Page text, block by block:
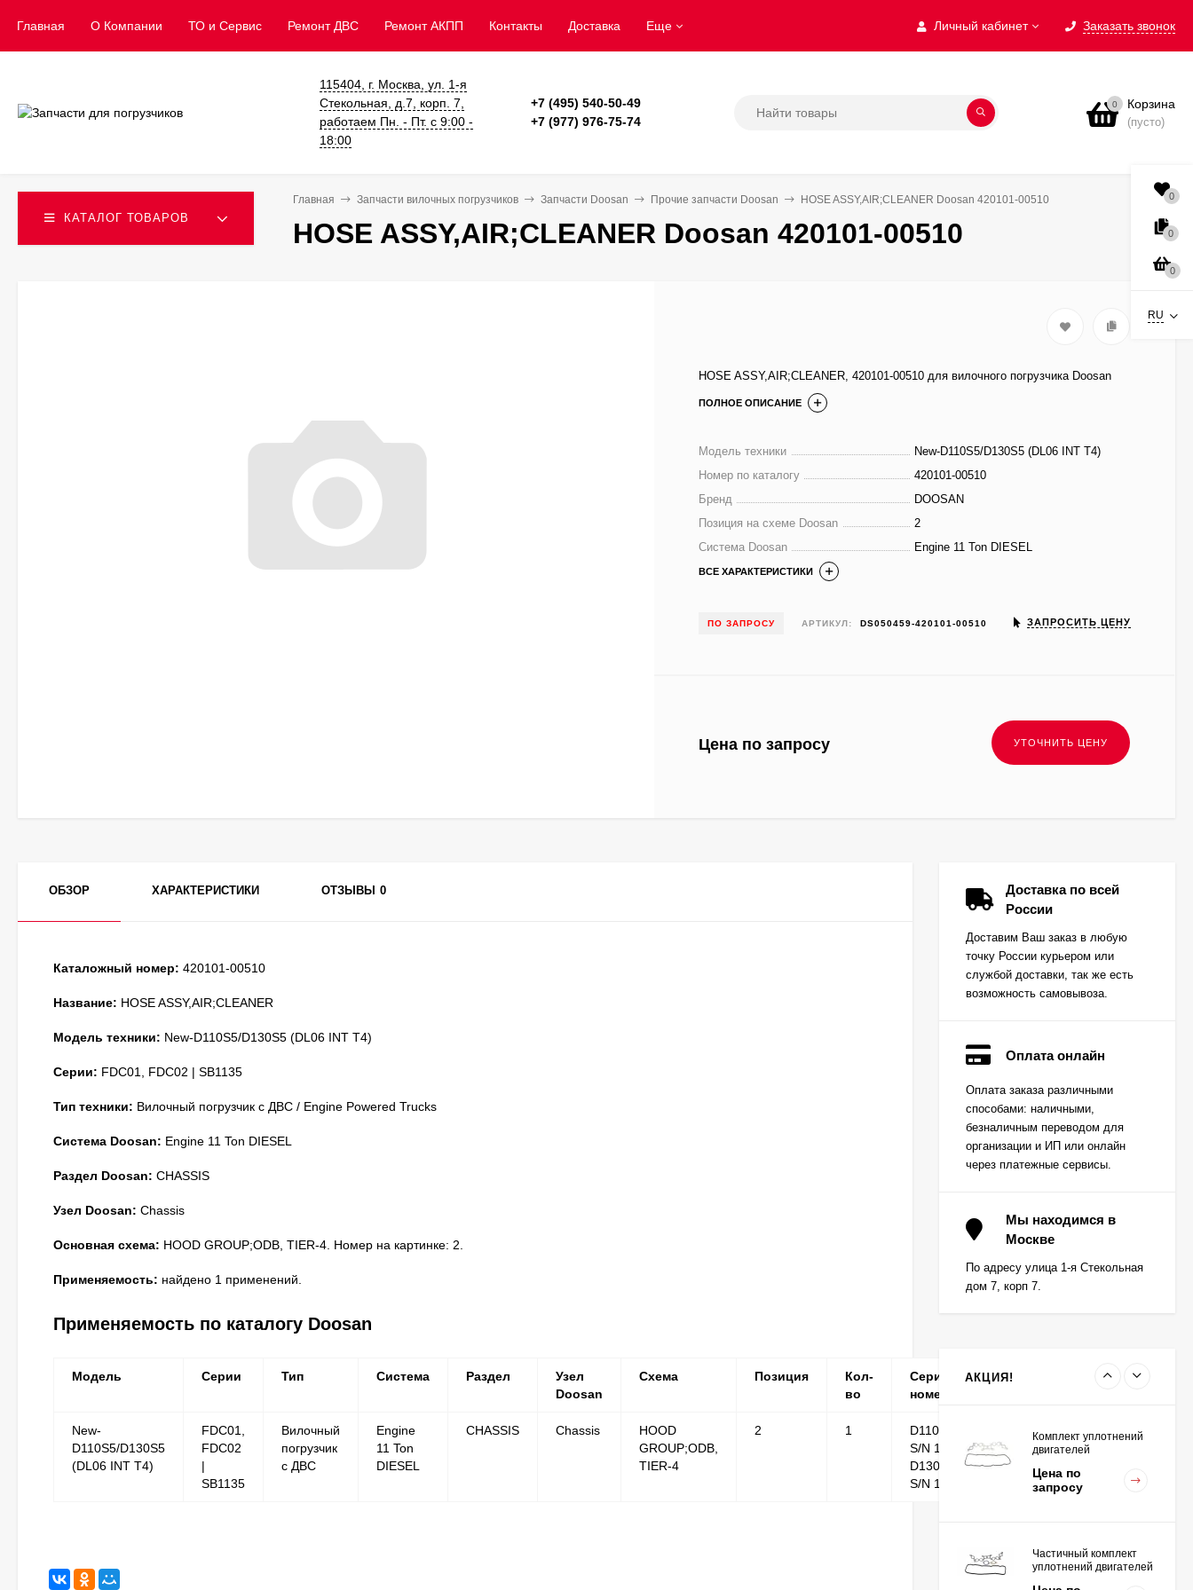
Личный кабинет Заказать звонок
Главная О Компании ТО и Сервис ​Ремонт ДВС Ремонт АКПП Контакты Доставка Еще
115404, г. Москва, ул. 1-я
Стекольная, д.7, корп. 7,
работаем Пн. - Пт. с 9:00 -
18:00
+7 (495) 540-50-49
+7 (977) 976-75-74
0 Корзина
(пусто)
КАТАЛОГ ТОВАРОВ
Главная Запчасти вилочных погрузчиков Запчасти Doosan Прочие запчасти Doosan HOSE ASSY,AIR;CLEANER Doosan 420101-00510
HOSE ASSY,AIR;CLEANER Doosan 420101-00510
HOSE ASSY,AIR;CLEANER, 420101-00510 для вилочного погрузчика Doosan
ПОЛНОЕ ОПИСАНИЕ
Модель техники
New-D110S5/D130S5 (DL06 INT T4)
Номер по каталогу
420101-00510
Бренд
DOOSAN
Позиция на схеме Doosan
2
Система Doosan
Engine 11 Ton DIESEL
ВСЕ ХАРАКТЕРИСТИКИ
ПО ЗАПРОСУ АРТИКУЛ: DS050459-420101-00510 ЗАПРОСИТЬ ЦЕНУ
Цена по запросу
ОБЗОР ХАРАКТЕРИСТИКИ ОТЗЫВЫ 0
Каталожный номер: 420101-00510
Название: HOSE ASSY,AIR;CLEANER
Модель техники: New-D110S5/D130S5 (DL06 INT T4)
Серии: FDC01, FDC02 | SB1135
Тип техники: Вилочный погрузчик с ДВС / Engine Powered Trucks
Система Doosan: Engine 11 Ton DIESEL
Раздел Doosan: CHASSIS
Узел Doosan: Chassis
Основная схема: HOOD GROUP;ODB, TIER-4. Номер на картинке: 2.
Применяемость: найдено 1 применений.
Применяемость по каталогу Doosan
Модель Серии Тип Система Раздел
Узел
Doosan
Схема Позиция
Кол-
во
Серийные
номера
Примечание
New-
D110S5/D130S5
(DL06 INT T4)
FDC01,
FDC02
|
SB1135
Вилочный
погрузчик
с ДВС
Engine
11 Ton
DIESEL
CHASSIS Chassis
HOOD
GROUP;ODB,
TIER-4
2 1
D110S-5,
S/N 1-755;
D130S-5,
S/N 1-502
Доставка по всей
России
Доставим Ваш заказ в любую
точку России курьером или
службой доставки, так же есть
возможность самовывоза.
Оплата онлайн
Оплата заказа различными
способами: наличными,
безналичным переводом для
организации и ИП или онлайн
через платежные сервисы.
Мы находимся в
Москве
По адресу улица 1-я Стекольная
дом 7, корп 7.
АКЦИЯ!
Вкладыш коренной
(0,25) (1шт - 1
половинка) для
двигателей
K15,K21,K25
запросу
(1шт - 1 половинка) для
двигателей
K15,K21,K25
Цена по
Комплект уплотнений
двигателей
Цена по
запросу
Частичный комплект
уплотнений двигателей
0
0
0
RU